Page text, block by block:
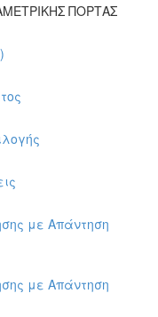
ΠΟΡΤΑΣ
με Απάντηση
με Απάντηση